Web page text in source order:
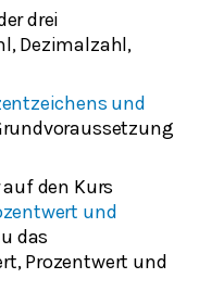
drei
Dezimalzahl,
und
den Kurs
und
das
Prozentwert und